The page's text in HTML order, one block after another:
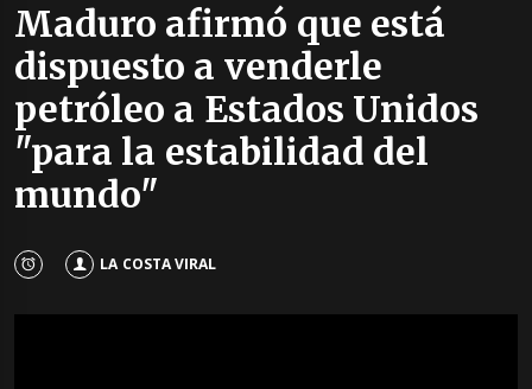
Maduro afirmó que está
dispuesto a venderle
petróleo a Estados Unidos
"para la estabilidad del
mundo"
LA COSTA VIRAL